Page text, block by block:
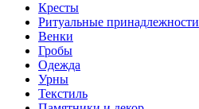
Кресты
Ритуальные принадлежности
Венки
Гробы
Одежда
Урны
Текстиль